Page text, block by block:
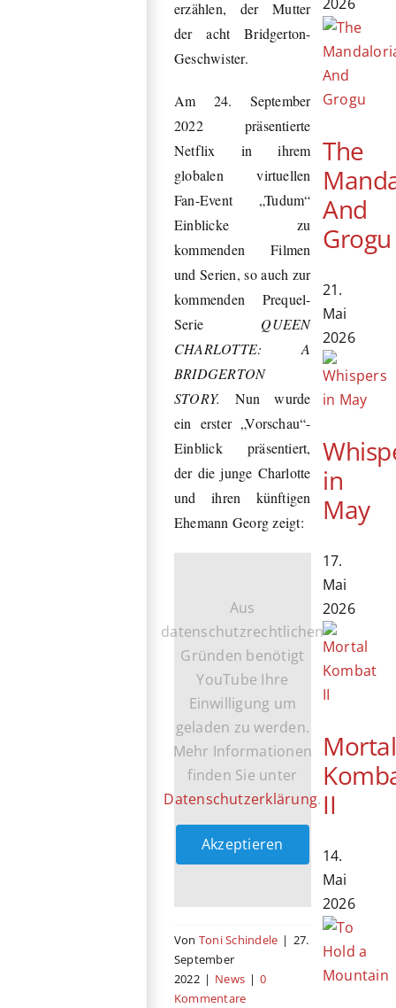
erzählen, der Mutter
der acht Bridgerton-
Geschwister.
Am 24. September
2022 präsentierte
Netflix in ihrem
globalen virtuellen
Fan-Event „Tudum“
Einblicke zu
kommenden Filmen
und Serien, so auch zur
kommenden Prequel-
Serie QUEEN
CHARLOTTE: A
BRIDGERTON
STORY. Nun wurde
ein erster „Vorschau“-
Einblick präsentiert,
der die junge Charlotte
und ihren künftigen
Ehemann Georg zeigt:
Aus
datenschutzrechtlichen
Gründen benötigt
YouTube Ihre
Einwilligung um
geladen zu werden.
Mehr Informationen
finden Sie unter
Datenschutzerklärung.
Akzeptieren
Von Toni Schindele | 27.
September
2022 | News | 0
Kommentare
The
And
Grogu
21.
Mai
2026
in
May
17.
Mai
2026
Mortal
II
14.
Mai
2026